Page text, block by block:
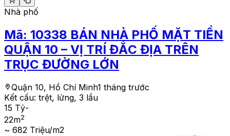
Nhà phố
Mã: 10338 BÁN NHÀ PHỐ MẶT TIỀN
QUẬN 10 – VỊ TRÍ ĐẮC ĐỊA TRÊN
TRỤC ĐƯỜNG LỚN
Quận 10, Hồ Chí Minh1 tháng trước
Kết cấu: trệt, lửng, 3 lầu
15 Tỷ-
22m2
~ 682 Triệu/m2